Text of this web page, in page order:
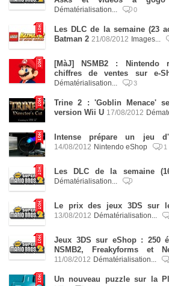
Dématérialisation...
0
Les DLC de la semaine (23
Batman 2 21/08/2012 Images...
[MàJ] NSMB2 : Nintendo
chiffres de ventes sur e-
Dématérialisation...
3
Trine 2 : 'Goblin Menace'
version Wii U 17/08/2012
Intense prépare un jeu
14/08/2012 Nintendo eShop 1
Les DLC de la semaine
Dématérialisation...
Le prix des jeux 3DS sur
13/08/2012 Dématérialisation...
Jeux 3DS sur eShop : 250
NSMB2, Freakyforms et
11/08/2012 Dématérialisation...
Un nouveau puzzle sur la